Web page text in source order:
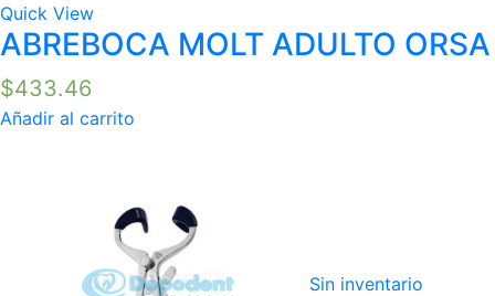
Quick View
ABREBOCA MOLT ADULTO ORSA
$433.46
Añadir al carrito
Sin inventario